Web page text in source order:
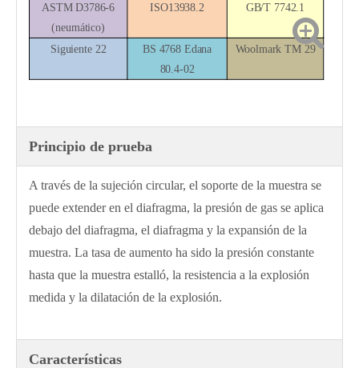
ASTM D3786-6
(neumático)
ISO13938.2 GB/T 7742.1
Siguiente 22 BS 4768 Edana
80.4-02
Woolmark TM 29
Principio de prueba
A través de la sujeción circular, el soporte de la muestra se
puede extender en el diafragma, la presión de gas se aplica
debajo del diafragma, el diafragma y la expansión de la
muestra. La tasa de aumento ha sido la presión constante
hasta que la muestra estalló, la resistencia a la explosión
medida y la dilatación de la explosión.
Características